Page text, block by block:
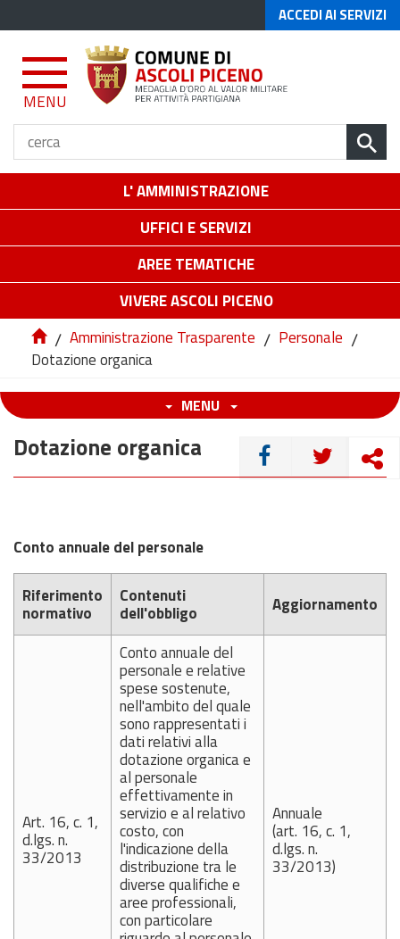
ACCEDI AI SERVIZI
MENU
L' AMMINISTRAZIONE
UFFICI E SERVIZI
AREE TEMATICHE
VIVERE ASCOLI PICENO
/ Amministrazione Trasparente / Personale /
Dotazione organica
MENU
CONDIVIDI
Dotazione organica
Conto annuale del personale
Riferimento
normativo
Contenuti
dell'obbligo Aggiornamento
Art. 16, c. 1,
d.lgs. n.
33/2013
Conto annuale del
personale e relative
spese sostenute,
nell'ambito del quale
sono rappresentati i
dati relativi alla
dotazione organica e
al personale
effettivamente in
servizio e al relativo
costo, con
l'indicazione della
distribuzione tra le
diverse qualifiche e
aree professionali,
con particolare
Annuale
(art. 16, c. 1,
d.lgs. n.
33/2013)